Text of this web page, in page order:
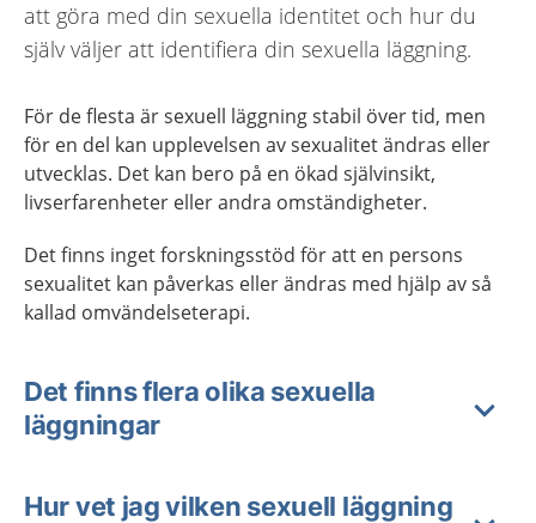
att göra med din sexuella identitet och hur du
själv väljer att identifiera din sexuella läggning.
För de flesta är sexuell läggning stabil över tid, men
för en del kan upplevelsen av sexualitet ändras eller
utvecklas. Det kan bero på en ökad självinsikt,
livserfarenheter eller andra omständigheter.
Det finns inget forskningsstöd för att en persons
sexualitet kan påverkas eller ändras med hjälp av så
kallad omvändelseterapi.
Det finns flera olika sexuella
läggningar
Hur vet jag vilken sexuell läggning